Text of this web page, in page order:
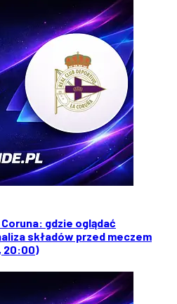
gdzie oglądać
składów przed meczem
20:00)